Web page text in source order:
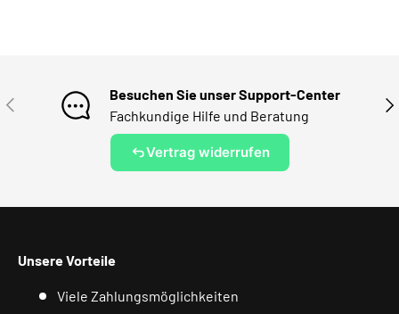
VORHERIGE
Besuchen Sie unser Support-Center
Fachkundige Hilfe und Beratung
Vertrag widerrufen
Unsere Vorteile
Viele Zahlungsmöglichkeiten